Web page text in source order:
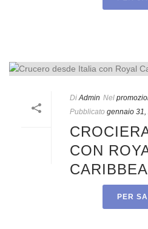
Di Admin Nel
Pubblicato gennaio 31,
CON
PER